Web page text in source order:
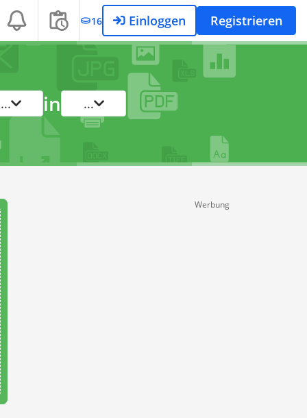
16 Einloggen Registrieren
... in ...
Werbung